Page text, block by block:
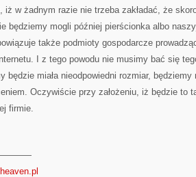
iż w żadnym razie nie trzeba zakładać, że
będziemy mogli później pierścionka albo
także podmioty gospodarcze
I z tego powodu nie musimy bać się
będzie miała nieodpowiedni rozmiar,
Oczywiście przy założeniu, iż będzie to
firmie.